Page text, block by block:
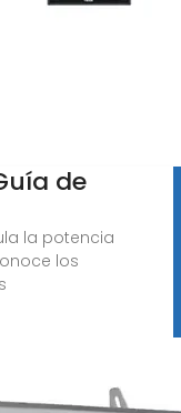
de
la potencia
los